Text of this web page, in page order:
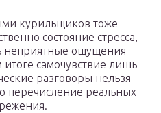
курильщиков тоже
состояние стресса,
неприятные ощущения
самочувствие лишь
разговоры нельзя
перечисление реальных